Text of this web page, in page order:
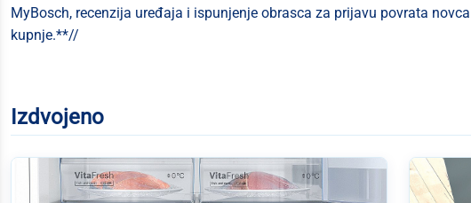
MyBosch, recenzija uređaja i ispunjenje obrasca za prijavu povrata
kupnje.**//
Izdvojeno